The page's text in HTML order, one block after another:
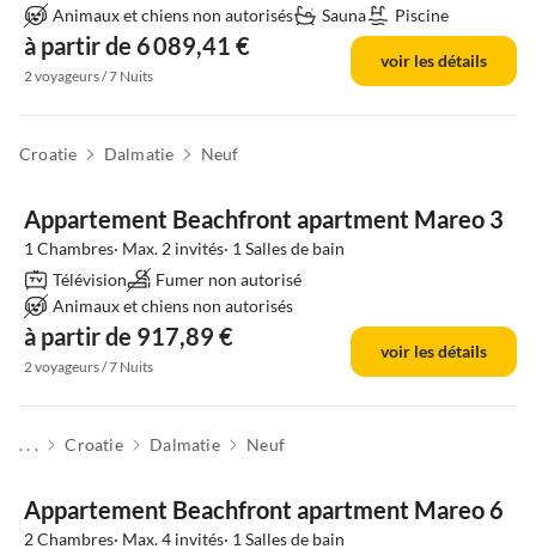
Animaux et chiens non autorisés
Sauna Piscine
à partir de 6 089,41 €
2 voyageurs / 7 Nuits
voir les détails
Croatie Dalmatie Neuf
Appartement Beachfront apartment Mareo 3
1 Chambres· Max. 2 invités· 1 Salles de bain
Télévision
Fumer non autorisé
Animaux et chiens non autorisés
à partir de 917,89 €
2 voyageurs / 7 Nuits
voir les détails
. . . Croatie Dalmatie Neuf
Appartement Beachfront apartment Mareo 6
2 Chambres· Max. 4 invités· 1 Salles de bain